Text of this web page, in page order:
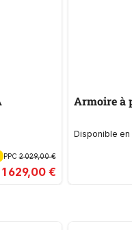
PPC2 029,00 €
1 629,00 €
Armoire à
Disponible